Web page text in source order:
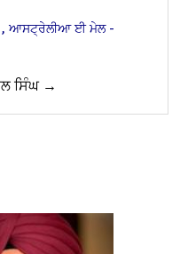
, ਆਸਟ੍ਰੇਲੀਆ ਈ ਮੇਲ -
ਸਿੰਘ →